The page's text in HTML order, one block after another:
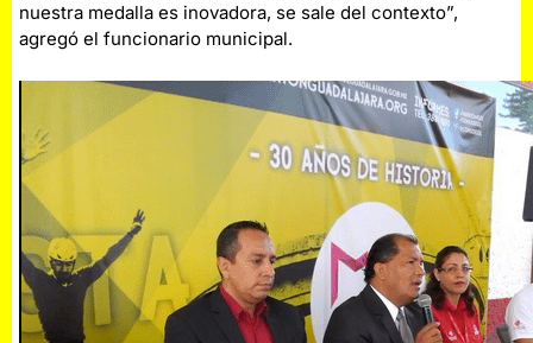
nuestra medalla es inovadora, se sale del contexto”,
agregó el funcionario municipal.